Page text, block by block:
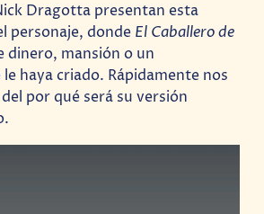
Dragotta presentan esta
personaje, donde El Caballero de
dinero, mansión o un
haya criado. Rápidamente nos
por qué será su versión